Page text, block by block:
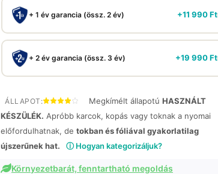
+ 1 év garancia (össz. 2 év) +11 990Ft
+ 2 év garancia (össz. 3 év) +19 990Ft
ÁLLAPOT: Megkímélt állapotú HASZNÁLT
KÉSZÜLÉK. Apróbb karcok, kopás vagy toknak a nyomai
előfordulhatnak, de tokban és fóliával gyakorlatilag
újszerűnek hat.
ⓘ Hogyan kategorizáljuk?
Környezetbarát, fenntartható megoldás